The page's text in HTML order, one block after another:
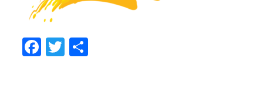
Facebook
Twitter
Partager